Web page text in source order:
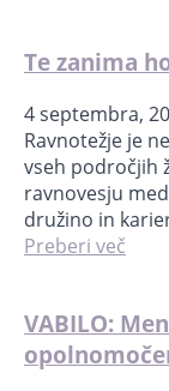
Te zanima
4 septembra,
Ravnotežje je
vseh področjih
ravnovesju
družino in
Preberi več
VABILO: